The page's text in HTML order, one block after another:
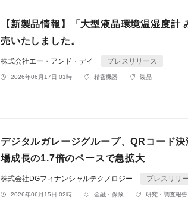
【新製品情報】「大型液晶環境温湿度
売いたしました。
株式会社エー・アンド・デイ プレスリリース
2026年06月17日 01時 精密機器 製品
デジタルガレージグループ、QRコード
場成⻑の1.7倍のペースで急拡⼤
株式会社DGフィナンシャルテクノロジー プレスリリ
2026年06月15日 02時 金融・保険 研究・調査報告